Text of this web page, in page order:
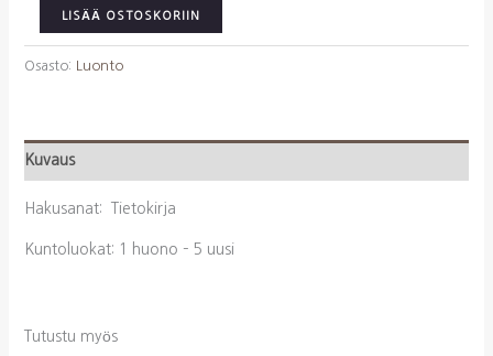
Leiviskä,
Iivari:
Suomen
LISÄÄ OSTOSKORIIN
Osasto: Luonto
Kuvaus
Hakusanat: Tietokirja
Kuntoluokat: 1 huono – 5 uusi
Tutustu myös